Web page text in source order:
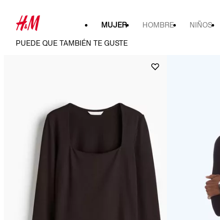
MUJER HOMBRE NIÑOS
PUEDE QUE TAMBIÉN TE GUSTE